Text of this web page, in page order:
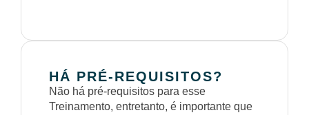
HÁ PRÉ-REQUISITOS?
Não há pré-requisitos para esse
Treinamento, entretanto, é importante que